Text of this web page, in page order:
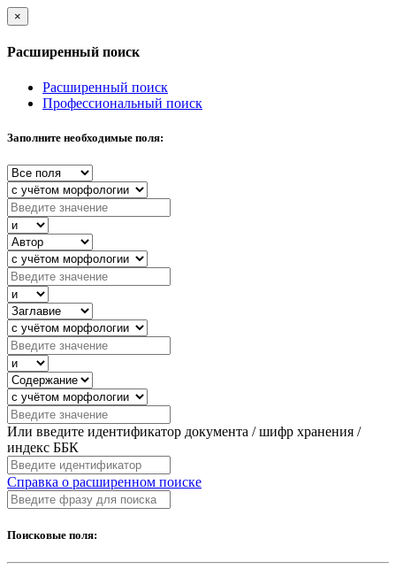
×
Расширенный поиск
Расширенный поиск
Профессиональный поиск
Заполните необходимые поля:
Или введите идентификатор документа / шифр хранения /
индекс ББК
Справка о расширенном поиске
Поисковые поля: